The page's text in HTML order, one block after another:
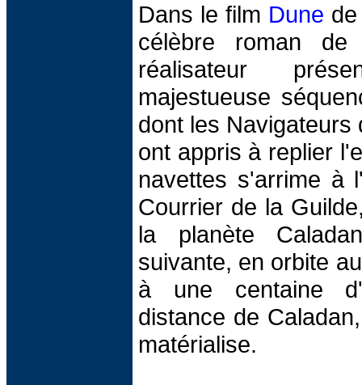
Dans le film Dune
célèbre roman
réalisateur
majestueuse
dont les Navigateurs
ont appris à replier
navettes s'arrime à
Courrier de la
la planète
suivante, en orbite
à une centaine
distance de
matérialise.